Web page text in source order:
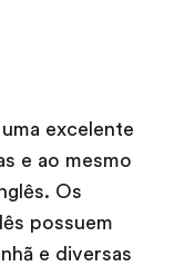
excelente
e ao mesmo
Os
possuem
e diversas